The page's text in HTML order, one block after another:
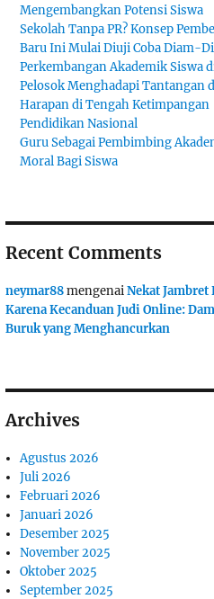
Mengembangkan Potensi Siswa
Sekolah Tanpa PR? Konsep
Baru Ini Mulai Diuji Coba Diam-
Perkembangan Akademik Siswa
Pelosok Menghadapi Tantangan
Harapan di Tengah Ketimpangan
Pendidikan Nasional
Guru Sebagai Pembimbing
Moral Bagi Siswa
Recent Comments
neymar88mengenaiNekat Jambret
Karena Kecanduan Judi Online:
Buruk yang Menghancurkan
Archives
Agustus 2026
Juli 2026
Februari 2026
Januari 2026
Desember 2025
November 2025
Oktober 2025
September 2025